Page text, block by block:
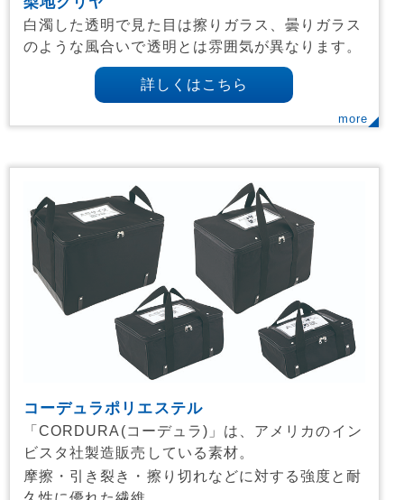
白濁した透明で見た目は擦りガラス、曇りガラス
のような風合いで透明とは雰囲気が異なります。
詳しくはこちら
more
コーデュラポリエステル
「CORDURA(コーデュラ)」は、アメリカのイン
ビスタ社製造販売している素材。
摩擦・引き裂き・擦り切れなどに対する強度と耐